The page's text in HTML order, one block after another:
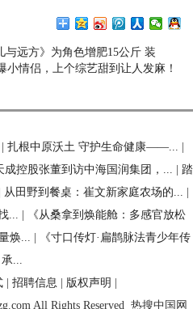
远方》为角色增肥15公斤 装
小情侣，上个综艺甜到让人发麻！
扎根中原沃土 守护生命健康——...
成控股张董到访中海国润集团，...
踏
从田野到餐桌：崔文新家庭农场的...
...
《从桑拿到焕能舱：多感官放松
焕...
《寸口传灯·扁鹊脉法青少年传
承...
招聘信息 版权声明
All Rights Reserved
热搜中国网